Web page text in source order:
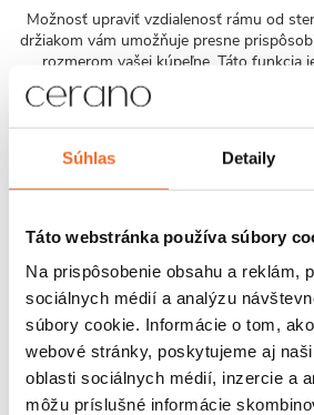
Súhlas Detaily
Táto webstránka používa súbory
Na prispôsobenie obsahu a reklám,
sociálnych médií a analýzu
súbory cookie. Informácie o tom,
webové stránky, poskytujeme aj
oblasti sociálnych médií, inzercie a
môžu príslušné informácie
Možnosť upraviť vzdialenosť rámu od
držiakom vám umožňuje presne
rozmerom vašej kúpeľne. Táto funkcia
menších alebo priestorovo
zaistiť presné a spoľahlivé
Oceľový rám
Skrytý rám je vyrobený z oceľových
vertikálnymi držiakmi, čo zaisťuje
voči vysokému zaťaženiu. Tým je
spoľahlivosť